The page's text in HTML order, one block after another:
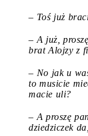
– Toś już
– A już,
brat Alojzy z
– No jak u
to musicie
macie uli?
– A proszę
dziedziczek